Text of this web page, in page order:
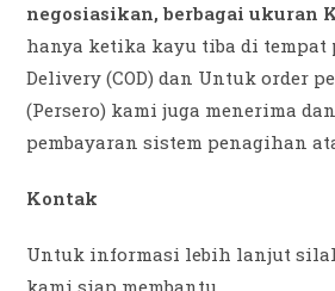
negosiasikan, berbagai ukuran
hanya ketika kayu tiba di tempat
Delivery (COD) dan Untuk order
(Persero) kami juga menerima
pembayaran sistem penagihan
Kontak
Untuk informasi lebih lanjut
kami siap membantu